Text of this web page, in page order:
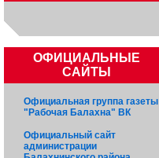
ОФИЦИАЛЬНЫЕ
САЙТЫ
Официальная группа газеты
"Рабочая Балахна" ВК
Официальный сайт
администрации